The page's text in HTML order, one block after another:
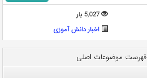
5,027 بار
اخبار دانش آموزی
فهرست موضوعات اصلی